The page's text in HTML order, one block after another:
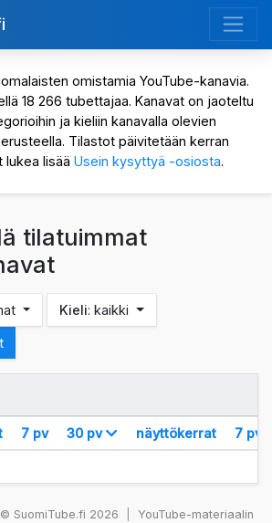
omistamia YouTube-kanavia.
18 266 tubettajaa. Kanavat on jaoteltu
ja kieliin kanavalla olevien
Tilastot päivitetään kerran
lukea lisää Usein kysyttyä -osiosta.
tilatuimmat
Kieli: kaikki
7 pv 30 pv näyttökerrat 7 pv
SuomiTube.fi 2026
YouTube-materiaalin